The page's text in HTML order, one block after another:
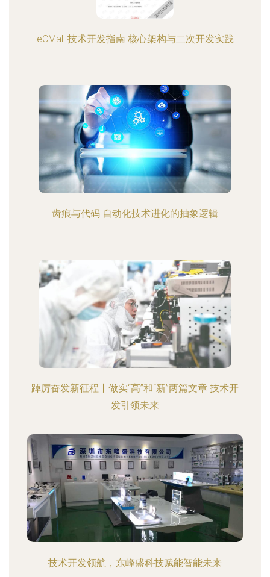
eCMall 技术开发指南 核心架构与二次开发实践
齿痕与代码 自动化技术进化的抽象逻辑
踔厉奋发新征程丨做实“高”和“新”两篇文章 技术开
发引领未来
技术开发领航，东峰盛科技赋能智能未来